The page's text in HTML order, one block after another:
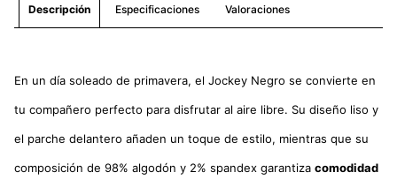
Descripción Especificaciones Valoraciones
En un día soleado de primavera, el Jockey Negro se convierte en
tu compañero perfecto para disfrutar al aire libre. Su diseño liso y
el parche delantero añaden un toque de estilo, mientras que su
composición de 98% algodón y 2% spandex garantiza comodidad